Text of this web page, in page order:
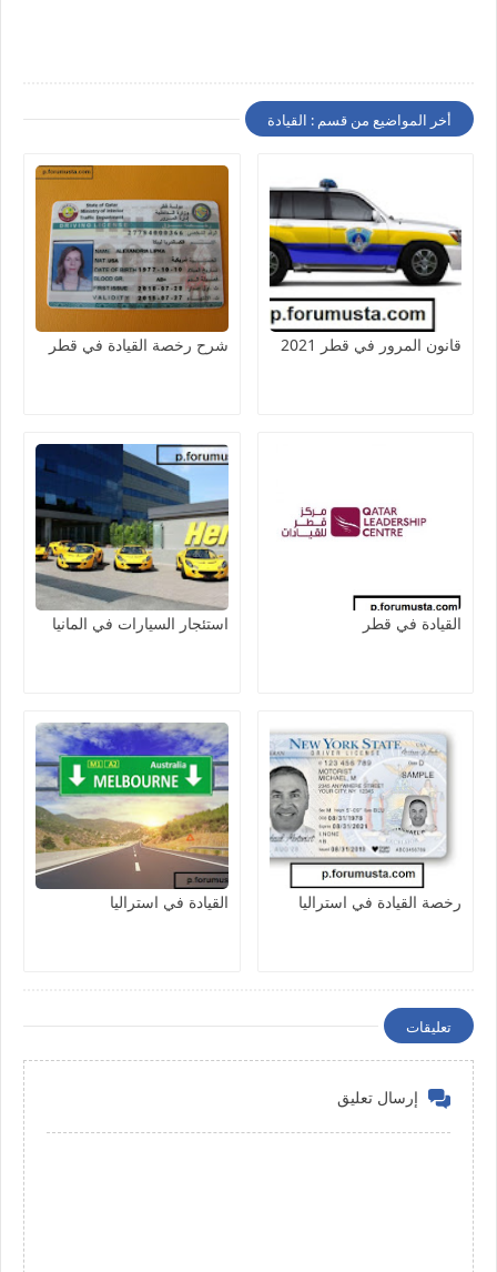
أخر المواضيع من قسم : القيادة
قانون المرور في قطر 2021 شرح رخصة القيادة في قطر
القيادة في قطر استئجار السيارات في المانيا
رخصة القيادة في استراليا القيادة في استراليا
تعليقات
إرسال تعليق